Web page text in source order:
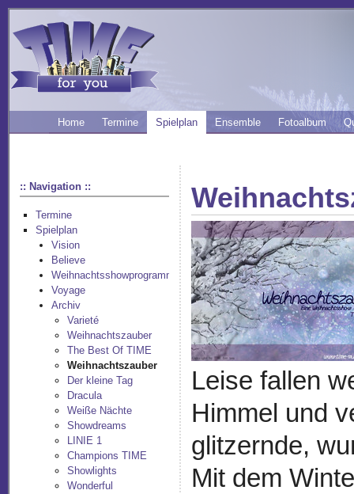
Home Termine Spielplan Ensemble Fotoalbum
:: Navigation ::
Termine
Spielplan
Vision
Believe
Weihnachtsshowprogramm
Voyage
Archiv
Varieté
Weihnachtszauber
The Best Of TIME
Weihnachtszauber
Der kleine Tag
Dracula
Weiße Nächte
Showdreams
LINIE 1
Champions TIME
Showlights
Wonderful
Leise fallen
Himmel und
glitzernde,
Mit dem